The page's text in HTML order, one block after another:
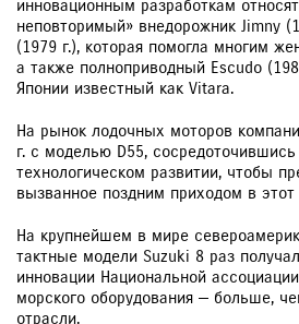
инновационным разработкам
неповторимый» внедорожник Jimny
(1979 г.), которая помогла многим
а также полноприводный Escudo
Японии известный как Vitara.
На рынок лодочных моторов
г. с моделью D55,
технологическом развитии, чтобы
вызванное поздним приходом в этот
На крупнейшем в мире
тактные модели Suzuki 8 раз
инновации Национальной
морского оборудования — больше,
отрасли.